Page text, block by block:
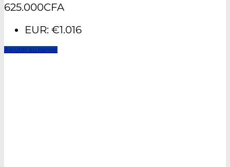
625.000CFA
EUR: €1.016
Ajouter au panier